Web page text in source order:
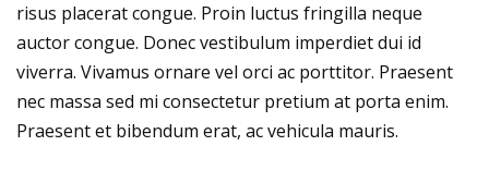
risus placerat congue. Proin luctus fringilla neque
auctor congue. Donec vestibulum imperdiet dui id
viverra. Vivamus ornare vel orci ac porttitor. Praesent
nec massa sed mi consectetur pretium at porta enim.
Praesent et bibendum erat, ac vehicula mauris.